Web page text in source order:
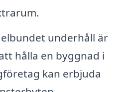
underhåll är
hålla en byggnad i
kan erbjuda